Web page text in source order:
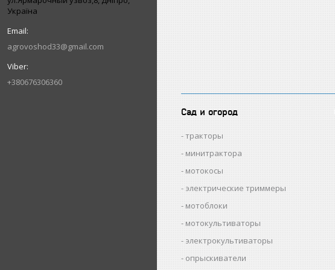
Україна
agrovoshod33@gmail.com
+380676306360
Сад и огород
тракторы
минитрактора
мотокосы
электрические триммеры
мотоблоки
мотокультиваторы
электрокультиваторы
опрыскиватели